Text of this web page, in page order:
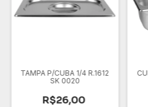
TAMPA P/CUBA 1/4 R.1612
SK 0020
R$26,00